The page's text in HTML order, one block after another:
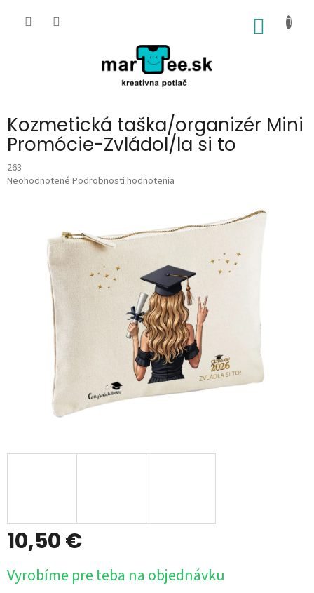
Kozmetická taška/organizér Mini
Promócie-Zvládol/la si to
263
Priemerné
hviezdičiek.
Neohodnotené Podrobnosti hodnotenia
10,50 €
cena:
Vyrobíme pre teba na objednávku